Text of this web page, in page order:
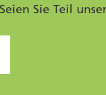
Sie Teil